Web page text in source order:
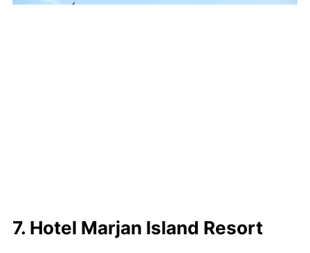
7. Hotel Marjan Island Resort